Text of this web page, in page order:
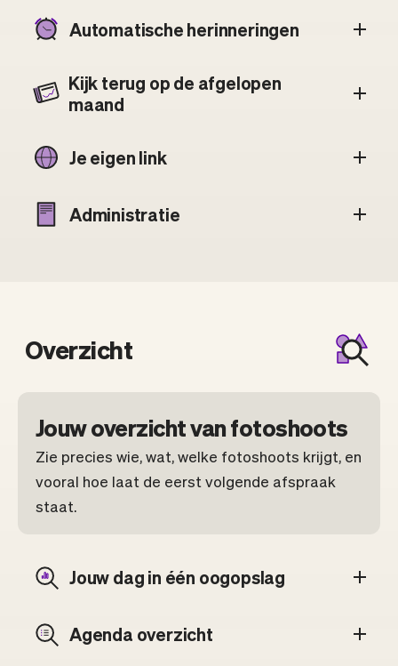
Automatische herinneringen
Kijk terug op de afgelopen
maand
Je eigen link
Administratie
Overzicht
Jouw overzicht van fotoshoots
Zie precies wie, wat, welke fotoshoots krijgt, en
vooral hoe laat de eerst volgende afspraak
staat.
Jouw dag in één oogopslag
Agenda overzicht